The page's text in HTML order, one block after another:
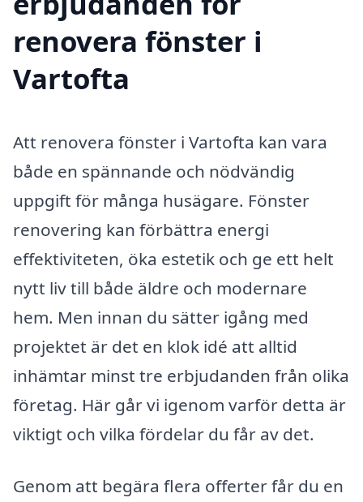
renovera fönster i
Vartofta
Att renovera fönster i Vartofta kan vara
både en spännande och nödvändig
uppgift för många husägare. Fönster
renovering kan förbättra energi
effektiviteten, öka estetik och ge ett helt
nytt liv till både äldre och modernare
hem. Men innan du sätter igång med
projektet är det en klok idé att alltid
inhämtar minst tre erbjudanden från olika
företag. Här går vi igenom varför detta är
viktigt och vilka fördelar du får av det.
Genom att begära flera offerter får du en